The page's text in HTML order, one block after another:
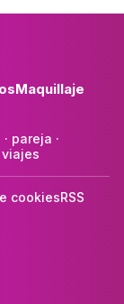
Maquillaje
· pareja ·
viajes
cookiesRSS